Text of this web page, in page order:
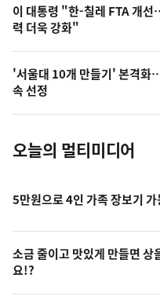
오
늘
의
사
진
이 대통령 "한-칠레 FTA 개
력 더욱 강화"
'서울대 10개 만들기' 본격화
속 선정
오늘의 멀티미디어
5만원으로 4인 가족 장보기 가
소금 줄이고 맛있게 만들면 상
요!?